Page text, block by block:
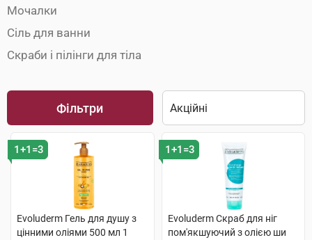
Мочалки
Сіль для ванни
Скраби і пілінги для тіла
Фільтри
1+1=3
Evoluderm Гель для душу з
цінними оліями 500 мл 1
1+1=3
Evoluderm Скраб для ніг
пом'якшуючий з олією ши